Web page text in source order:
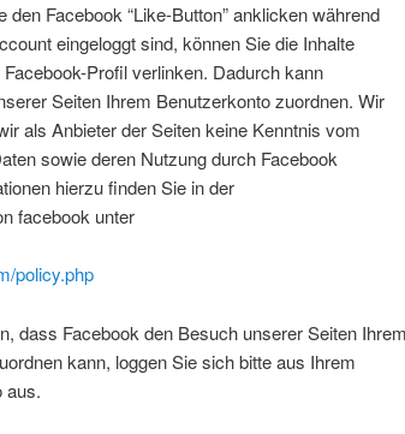
den Facebook “Like-Button” anklicken während
eingeloggt sind, können Sie die Inhalte
Profil verlinken. Dadurch kann
Seiten Ihrem Benutzerkonto zuordnen. Wir
als Anbieter der Seiten keine Kenntnis vom
sowie deren Nutzung durch Facebook
hierzu finden Sie in der
facebook unter
policy.php
dass Facebook den Besuch unserer Seiten Ihrem
kann, loggen Sie sich bitte aus Ihrem
aus.